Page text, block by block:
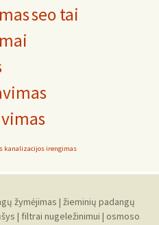
seo tai
kanalizacijos irengimas
žymėjimas | žieminių padangų
| filtrai nugeležinimui | osmoso